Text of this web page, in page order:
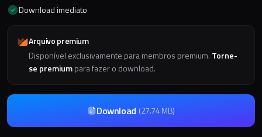
Download imediato
Arquivo premium
Disponível exclusivamente para membros premium. Torne-
se premiumpara fazer o download.
Download (27.74 MB)